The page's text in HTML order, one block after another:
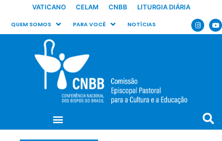
VATICANO CELAM CNBB LITURGIA DIÁRIA
QUEM SOMOS PARA VOCÊ NOTÍCIAS